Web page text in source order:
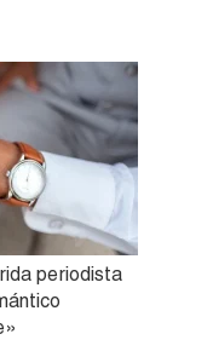
periodista